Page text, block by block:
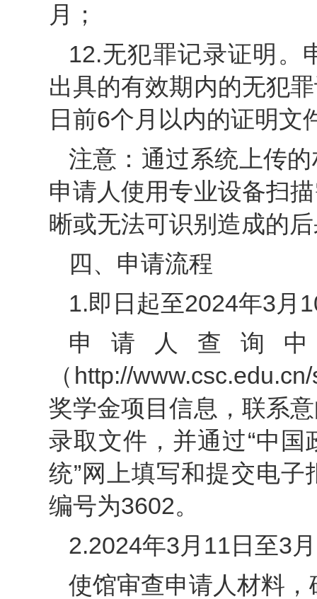
月；
12.无犯罪记录证明。
出具的有效期内的无犯
日前6个月以内的证明文
注意：通过系统上传
申请人使用专业设备扫
晰或无法可识别造成的
四、申请流程
1.即日起至2024年3月
申请人查询
（http://
奖学金项目信息，联系
录取文件，并通过“中
统”网上填写和提交电
编号为3602。
2.2024年3月11日至3
使馆审查申请人材料